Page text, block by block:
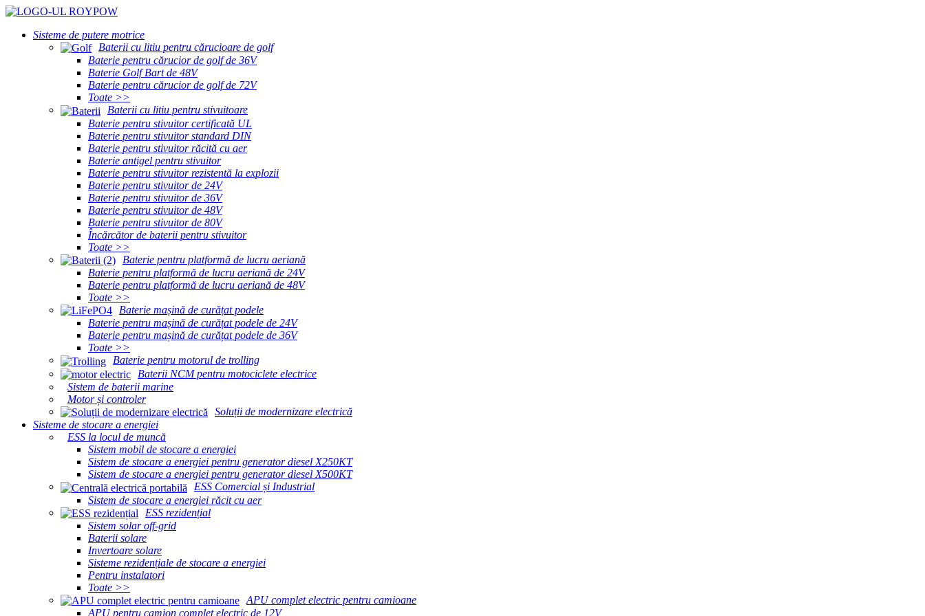
Sisteme de putere motrice
Baterii cu litiu pentru cărucioare de golf
Baterie pentru cărucior de golf de 36V
Baterie Golf Bart de 48V
Baterie pentru cărucior de golf de 72V
Toate >>
Baterii cu litiu pentru stivuitoare
Baterie pentru stivuitor certificată UL
Baterie pentru stivuitor standard DIN
Baterie pentru stivuitor răcită cu aer
Baterie antigel pentru stivuitor
Baterie pentru stivuitor rezistentă la explozii
Baterie pentru stivuitor de 24V
Baterie pentru stivuitor de 36V
Baterie pentru stivuitor de 48V
Baterie pentru stivuitor de 80V
Încărcător de baterii pentru stivuitor
Toate >>
Baterie pentru platformă de lucru aeriană
Baterie pentru platformă de lucru aeriană de 24V
Baterie pentru platformă de lucru aeriană de 48V
Toate >>
Baterie mașină de curățat podele
Baterie pentru mașină de curățat podele de 24V
Baterie pentru mașină de curățat podele de 36V
Toate >>
Baterie pentru motorul de trolling
Baterii NCM pentru motociclete electrice
Sistem de baterii marine
Motor și controler
Soluții de modernizare electrică
Sisteme de stocare a energiei
ESS la locul de muncă
Sistem mobil de stocare a energiei
Sistem de stocare a energiei pentru generator diesel X250KT
Sistem de stocare a energiei pentru generator diesel X500KT
ESS Comercial și Industrial
Sistem de stocare a energiei răcit cu aer
ESS rezidențial
Sistem solar off-grid
Baterii solare
Invertoare solare
Sisteme rezidențiale de stocare a energiei
Pentru instalatori
Toate >>
APU complet electric pentru camioane
APU pentru camion complet electric de 12V